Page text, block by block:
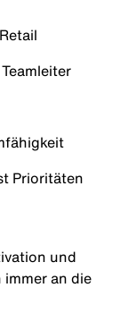
Prioritäten
und
an die